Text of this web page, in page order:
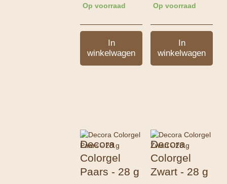
Op voorraad
In
winkelwagen
Op voorraad
In
winkelwagen
Decora
Colorgel
Paars - 28 g
Decora
Colorgel
Zwart - 28 g